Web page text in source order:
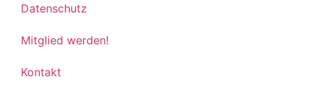
Datenschutz
Mitglied werden!
Kontakt